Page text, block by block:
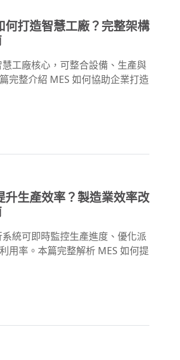
何打造智慧工廠？完整架構
慧工廠核心，可整合設備、生產與
完整介紹 MES 如何協助企業打造
升生產效率？製造業效率改
統可即時監控生產進度、優化派
用率。本篇完整解析 MES 如何提